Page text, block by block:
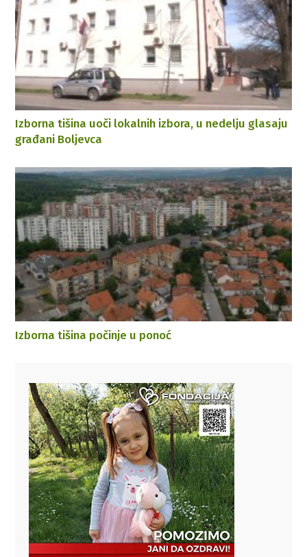
Izborna tišina uoči lokalnih izbora, u nedelju glasaju
građani Boljevca
Izborna tišina počinje u ponoć